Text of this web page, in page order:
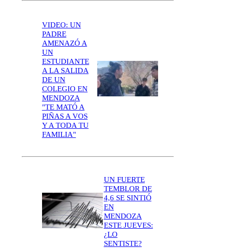
VIDEO: UN
PADRE
AMENAZÓ A
UN
ESTUDIANTE
A LA SALIDA
DE UN
COLEGIO EN
MENDOZA
"TE MATÓ A
PIÑAS A VOS
Y A TODA TU
FAMILIA"
UN FUERTE
TEMBLOR DE
4,6 SE SINTIÓ
EN
MENDOZA
ESTE JUEVES:
¿LO
SENTISTE?